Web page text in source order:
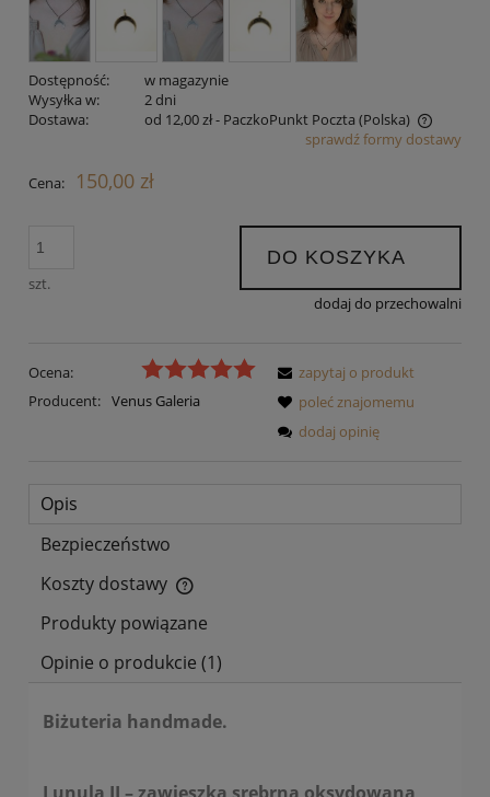
Dostępność:
w magazynie
Wysyłka w:
2 dni
Dostawa:
od 12,00 zł- PaczkoPunkt Poczta (Polska)
Cena nie zawiera ewentualnych kosztów płatnościsprawdź formy dostawy
Cena: 150,00 zł
szt.
DO KOSZYKA
dodaj do przechowalni
Ocena:
Producent: Venus Galeria
zapytaj o produkt
poleć znajomemu
dodaj opinię
Opis
Bezpieczeństwo
Koszty dostawy
Cena nie zawiera ewentualnych kosztów płatności
Produkty powiązane
Opinie o produkcie (1)
Biżuteria handmade.